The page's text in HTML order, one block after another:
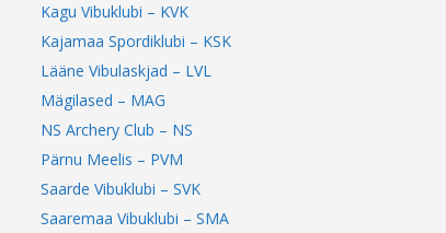
Kagu Vibuklubi – KVK
Kajamaa Spordiklubi – KSK
Lääne Vibulaskjad – LVL
Mägilased – MAG
NS Archery Club – NS
Pärnu Meelis – PVM
Saarde Vibuklubi – SVK
Saaremaa Vibuklubi – SMA